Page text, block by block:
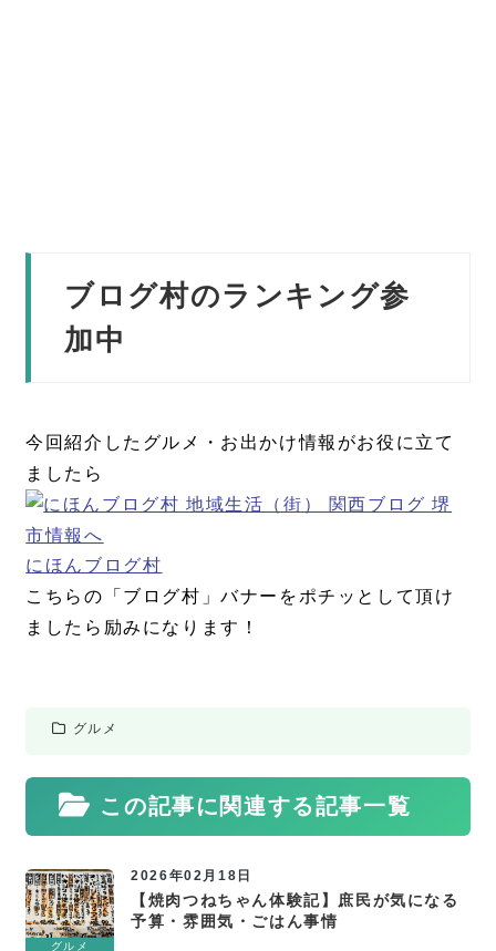
ブログ村のランキング参
加中
今回紹介したグルメ・お出かけ情報がお役に立て
ましたら
にほんブログ村
こちらの「ブログ村」バナーをポチッとして頂け
ましたら励みになります！
グルメ
この記事に関連する記事一覧
グルメ
2026年02月18日
【焼肉つねちゃん体験記】庶民が気になる
予算・雰囲気・ごはん事情